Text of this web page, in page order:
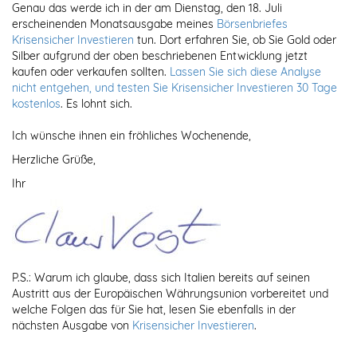
Genau das werde ich in der am Dienstag, den 18. Juli
erscheinenden Monatsausgabe meines Börsenbriefes
Krisensicher Investieren tun. Dort erfahren Sie, ob Sie Gold oder
Silber aufgrund der oben beschriebenen Entwicklung jetzt
kaufen oder verkaufen sollten. Lassen Sie sich diese Analyse
nicht entgehen, und testen Sie Krisensicher Investieren 30 Tage
kostenlos. Es lohnt sich.
Ich wünsche ihnen ein fröhliches Wochenende,
Herzliche Grüße,
Ihr
P.S.: Warum ich glaube, dass sich Italien bereits auf seinen
Austritt aus der Europäischen Währungsunion vorbereitet und
welche Folgen das für Sie hat, lesen Sie ebenfalls in der
nächsten Ausgabe von Krisensicher Investieren.